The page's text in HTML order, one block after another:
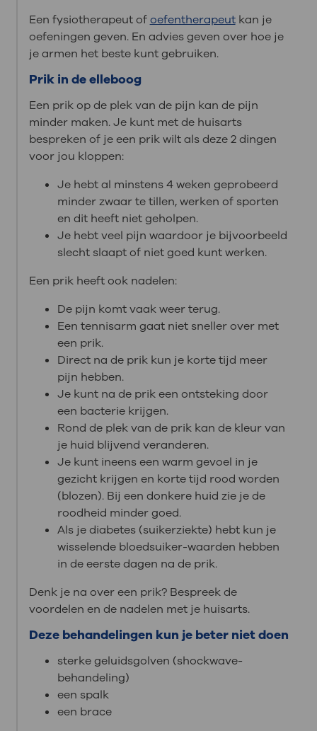
Een fysiotherapeut ofoefentherapeutkan je
oefeningen geven. En advies geven over hoe je
je armen het beste kunt gebruiken.
Prik in de elleboog
Een prik op de plek van de pijn kan de pijn
minder maken. Je kunt met de huisarts
bespreken of je een prik wilt als deze 2 dingen
voor jou kloppen:
Je hebt al minstens 4 weken geprobeerd
minder zwaar te tillen, werken of sporten
en dit heeft niet geholpen.
Je hebt veel pijn waardoor je bijvoorbeeld
slecht slaapt of niet goed kunt werken.
Een prik heeft ook nadelen:
De pijn komt vaak weer terug.
Een tennisarm gaat niet sneller over met
een prik.
Direct na de prik kun je korte tijd meer
pijn hebben.
Je kunt na de prik een ontsteking door
een bacterie krijgen.
Rond de plek van de prik kan de kleur van
je huid blijvend veranderen.
Je kunt ineens een warm gevoel in je
gezicht krijgen en korte tijd rood worden
(blozen). Bij een donkere huid zie je de
roodheid minder goed.
Als je diabetes (suikerziekte) hebt kun je
wisselende bloedsuiker-waarden hebben
in de eerste dagen na de prik.
Denk je na over een prik? Bespreek de
voordelen en de nadelen met je huisarts.
Deze behandelingen kun je beter niet doen
sterke geluidsgolven (shockwave-
behandeling)
een spalk
een brace